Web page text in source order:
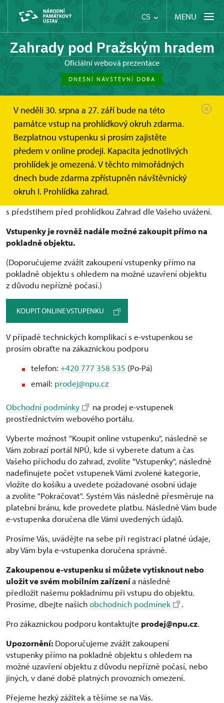
CS MENU
Zahrady pod Pražským hradem
oficiální webová prezentace
DNEŠNÍ NÁVŠTĚVNÍ DOBA
V neděli 30. srpna a 27. září bude na této
památce vstup na prohlídkový okruh zdarma.
Bezplatnou vstupenku si prosím zajistěte
předem v online prodeji. Kapacita jednotlivých
prohlídek je omezená. V těchto mimořádných
dnech bude zdarma zpřístupněn návštěvnický
okruh I. Prohlídka zahrad.
Zahrady pod Pražským hradem
Online vstupenky a dárkové poukazy
Online vstupenky
Online vstupenky
Zde si můžete zakoupit vstupenky online.
s předstihem před prohlídkou Zahrad dle Vašeho uvážení.
Vstupenky je rovněž nadále možné zakoupit přímo na
pokladně objektu.
(Doporučujeme zvážit zakoupení vstupenky přímo na
pokladně objektu s ohledem na možné uzavření objektu
z důvodu nepřízně počasí.)
KOUPIT ONLINE VSTUPENKU
V případě technických komplikací s e-vstupenkou se
prosím obraťte na zákaznickou podporu
telefon: +420 777 358 535 (Po-Pá)
email: prodej@npu.cz
Obchodní podmínky
na prodej e-vstupenek
prostřednictvím webového portálu.
Vyberte možnost "Koupit online vstupenku", následně se
Vám zobrazí portál NPÚ, kde si vyberete datum a čas
Vašeho příchodu do zahrad, zvolíte "Vstupenky", následně
nadefinujete počet vstupenek Vámi zvolené kategorie,
vložíte do košíku a uvedete požadované osobní údaje
a zvolíte "Pokračovat". Systém Vás následně přesměruje na
platební bránu, kde provedete platbu. Následně Vám bude
e-vstupenka doručena dle Vámi uvedených údajů.
Prosíme Vás, uvádějte na sebe při registraci platné údaje,
aby Vám byla e-vstupenka doručena správně.
Zakoupenou e-vstupenku si můžete vytisknout nebo
uložit ve svém mobilním zařízenía následně
předložit našemu pokladnímu při vstupu do objektu.
Prosíme, dbejte našichobchodních podmínek
.
Pro zákaznickou podporu kontaktujte prodej@npu.cz.
Upozornění: Doporučujeme zvážit zakoupení
vstupenky přímo na pokladně objektu s ohledem na
možné uzavření objektu z důvodu nepřízně počasí, nebo
jiných, v dané době platných provozních omezení.
Přejeme hezký zážitek a těšíme se na Vás.